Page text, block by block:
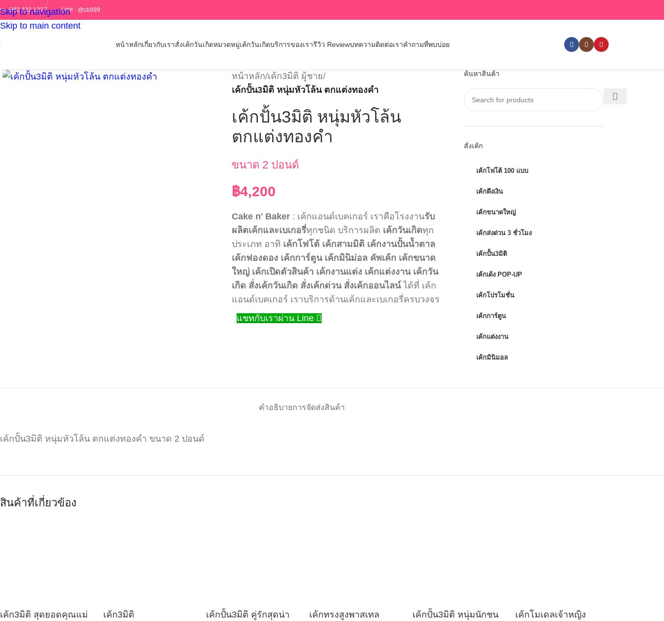
Skip to navigation
Skip to main content
ร : 082 322 1227 Line : @cb999
หน้าหลักเกี่ยวกับเราสั่งเค้กวันเกิดหมวดหมู่เค้กวันเกิดบริการของเรารีวิว Reviewบทความติดต่อเราคำถามที่พบบ่อย
หน้าหลัก/เค้ก3มิติ ผู้ชาย/
เค้กปั้น3มิติ หนุ่มหัวโล้น ตกแต่งทองคำ
เค้กปั้น3มิติ หนุ่มหัวโล้น
ตกแต่งทองคำ
ขนาด 2 ปอนด์
฿4,200
Cake n' Baker : เค้กแอนด์เบคเกอร์ เราคือโรงงานรับ
ผลิตเค้กและเบเกอรี่ทุกชนิด บริการผลิต เค้กวันเกิดทุก
ประเภท อาทิ เค้กโฟโต้ เค้กสามมิติ เค้กงานปั้นน้ำตาล
เค้กฟองดอง เค้กการ์ตูน เค้กมินิม่อล คัพเค้ก เค้กขนาด
ใหญ่ เค้กเปิดตัวสินค้า เค้กงานแต่ง เค้กแต่งงาน เค้กวัน
เกิด สั่งเค้กวันเกิด สั่งเค้กด่วน สั่งเค้กออนไลน์ได้ที่ เค้ก
แอนด์เบคเกอร์ เราบริการด้านเค้กและเบเกอรี่ครบวงจร
แชทกับเราผ่าน Line
ค้นหาสินค้า
สั่งเค้ก
เค้กโฟโต้ 100 แบบ
เค้กดึงเงิน
เค้กขนาดใหญ่
เค้กส่งด่วน 3 ชั่วโมง
เค้กปั้น3มิติ
เค้กเด้ง POP-UP
เค้กโปรโมชั่น
เค้กการ์ตูน
เค้กแต่งงาน
เค้กมินิมอล
คำอธิบายการจัดส่งสินค้า
เค้กปั้น3มิติ หนุ่มหัวโล้น ตกแต่งทองคำ ขนาด 2 ปอนด์
สินค้าที่เกี่ยวข้อง
เค้ก3มิติ สุดยอดคุณแม่
เค้ก3มิติ
เค้กปั้น3มิติ คู่รักสุดน่า
เค้กทรงสูงพาสเทล
เค้กปั้น3มิติ หนุ่มนักชน
เค้กโมเดลเจ้าหญิง